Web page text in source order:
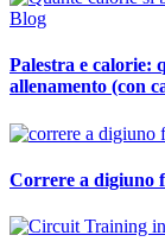
Palestra e calorie:
allenamento (con
Correre a digiuno